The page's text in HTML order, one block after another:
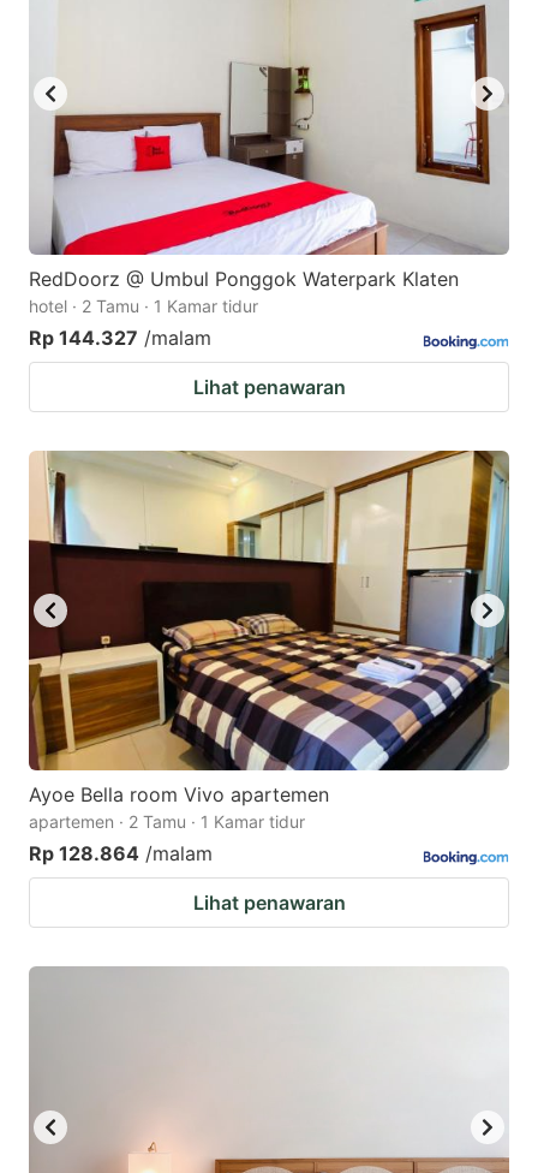
RedDoorz @ Umbul Ponggok Waterpark Klaten
hotel · 2 Tamu · 1 Kamar tidur
Rp 144.327 /malam
Lihat penawaran
Ayoe Bella room Vivo apartemen
apartemen · 2 Tamu · 1 Kamar tidur
Rp 128.864 /malam
Lihat penawaran